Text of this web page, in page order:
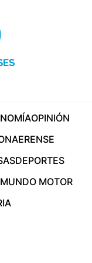
OPINIÓN
DEPORTES
MUNDO MOTOR